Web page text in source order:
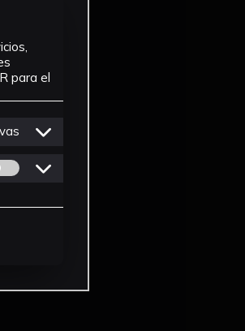
para el
cookies de Personalizacion